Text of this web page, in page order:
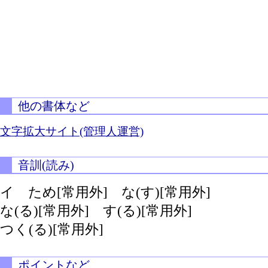
他の書体など
文字拡大サイト(管理人運営)
音訓(読み)
イ ため[常用外] な(す)[常用外]
な(る)[常用外]
す(る)[常用外]
つく(る)[常用外]
ポイントなど